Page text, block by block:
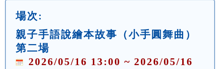
場次:
親子手語說繪本故事（小手圓舞曲）
第二場
2026/05/16 13:00 ~ 2026/05/16